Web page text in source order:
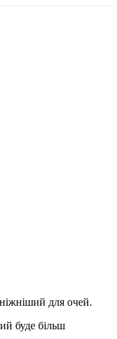
для очей.
буде більш